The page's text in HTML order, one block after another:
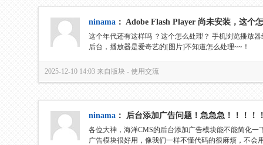
ninama ： Adobe Flash Player 尚未安装，这个
这个年代还有这样吗 ？这个怎么处理？ 手机浏览播放
后台，播放器是爱奇艺的[图片]不知道怎么处理~~！
2025-12-10 14:03 来自版块 - 使用交流
ninama ： 后台添加广告问题！急急急！！！！
各位大神，海洋CMS的后台添加广告模块能不能简化一
广告模块很好用，像我们一样不懂代码的很麻烦，不会